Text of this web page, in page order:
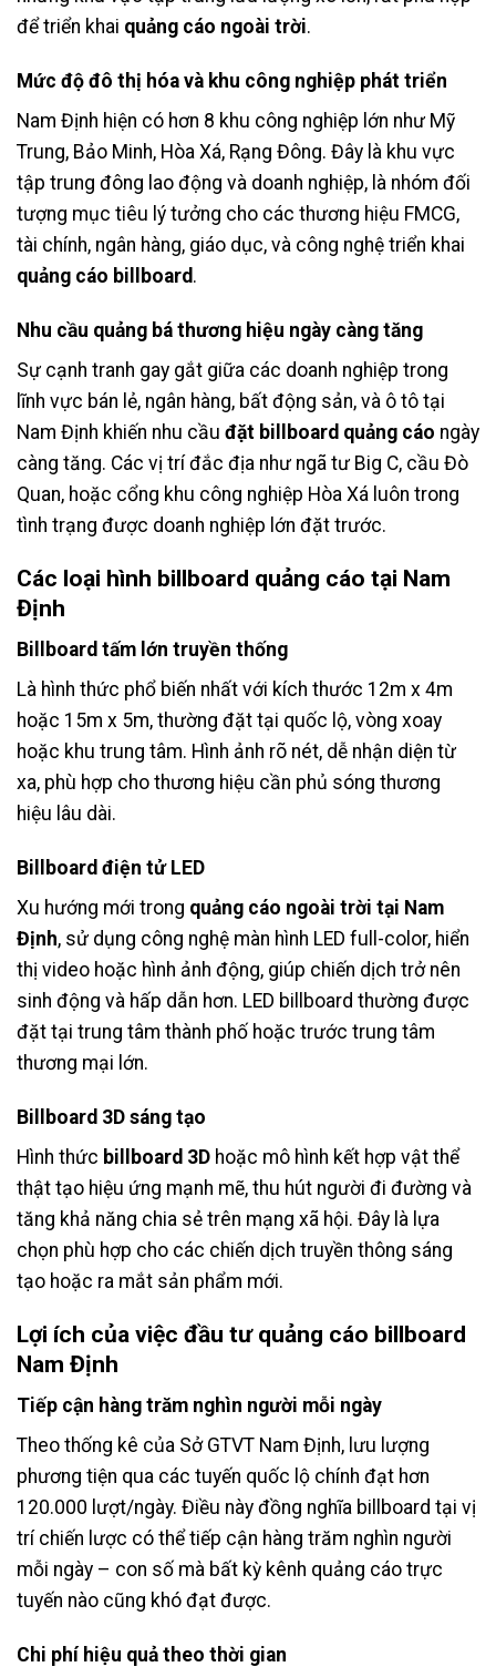
để triển khai quảng cáo ngoài trời.
Mức độ đô thị hóa và khu công nghiệp phát triển
Nam Định hiện có hơn 8 khu công nghiệp lớn như Mỹ
Trung, Bảo Minh, Hòa Xá, Rạng Đông. Đây là khu vực
tập trung đông lao động và doanh nghiệp, là nhóm đối
tượng mục tiêu lý tưởng cho các thương hiệu FMCG,
tài chính, ngân hàng, giáo dục, và công nghệ triển khai
quảng cáo billboard .
Nhu cầu quảng bá thương hiệu ngày càng tăng
Sự cạnh tranh gay gắt giữa các doanh nghiệp trong
lĩnh vực bán lẻ, ngân hàng, bất động sản, và ô tô tại
Nam Định khiến nhu cầu đặt billboard quảng cáo ngày
càng tăng. Các vị trí đắc địa như ngã tư Big C, cầu Đò
Quan, hoặc cổng khu công nghiệp Hòa Xá luôn trong
tình trạng được doanh nghiệp lớn đặt trước.
Các loại hình billboard quảng cáo tại Nam
Định
Billboard tấm lớn truyền thống
Là hình thức phổ biến nhất với kích thước 12m x 4m
hoặc 15m x 5m, thường đặt tại quốc lộ, vòng xoay
hoặc khu trung tâm. Hình ảnh rõ nét, dễ nhận diện từ
xa, phù hợp cho thương hiệu cần phủ sóng thương
hiệu lâu dài.
Billboard điện tử LED
Xu hướng mới trong quảng cáo ngoài trời tại Nam
Định, sử dụng công nghệ màn hình LED full-color, hiển
thị video hoặc hình ảnh động, giúp chiến dịch trở nên
sinh động và hấp dẫn hơn. LED billboard thường được
đặt tại trung tâm thành phố hoặc trước trung tâm
thương mại lớn.
Billboard 3D sáng tạo
Hình thức billboard 3D hoặc mô hình kết hợp vật thể
thật tạo hiệu ứng mạnh mẽ, thu hút người đi đường và
tăng khả năng chia sẻ trên mạng xã hội. Đây là lựa
chọn phù hợp cho các chiến dịch truyền thông sáng
tạo hoặc ra mắt sản phẩm mới.
Lợi ích của việc đầu tư quảng cáo billboard
Nam Định
Tiếp cận hàng trăm nghìn người mỗi ngày
Theo thống kê của Sở GTVT Nam Định, lưu lượng
phương tiện qua các tuyến quốc lộ chính đạt hơn
120.000 lượt/ngày. Điều này đồng nghĩa billboard tại vị
trí chiến lược có thể tiếp cận hàng trăm nghìn người
mỗi ngày – con số mà bất kỳ kênh quảng cáo trực
tuyến nào cũng khó đạt được.
Chi phí hiệu quả theo thời gian